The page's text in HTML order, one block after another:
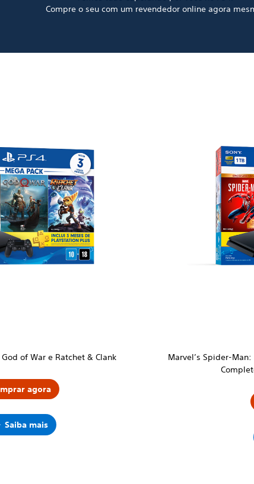
Compre o seu com um revendedor online agora
of War e Ratchet & Clank
agora
Saiba mais
Marvel’s Spider-